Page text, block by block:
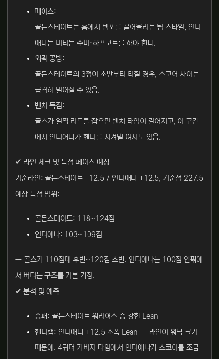
페이스:
골든스테이트는 홈에서 템포를 끌어올리는 팀 스타일, 인디
애나는 버티는 수비·하프코트를 해야 한다.
외곽 공방:
골든스테이트의 3점이 초반부터 터질 경우, 스코어 차이는
급격히 벌어질 수 있음.
벤치 득점:
골스가 일찍 리드를 잡으면 벤치 타임이 길어지고, 이 구간
에서 인디애나가 핸디를 지켜낼 여지도 있음.
✔ 라인 체크 및 득점 페이스 예상
기준라인: 골든스테이트 -12.5 / 인디애나 +12.5, 기준점 227.5
예상 득점 범위:
골든스테이트: 118~124점
인디애나: 103~109점
→ 골스가 110점대 후반~120점 초반, 인디애나는 100점 안팎에
서 버티는 구조를 기본 가정.
✔ 분석 및 예측
승패: 골든스테이트 워리어스 승 강한 Lean
핸디캡: 인디애나 +12.5 소폭 Lean — 라인이 워낙 크기
때문에, 4쿼터 가비지 타임에서 인디애나가 스코어를 조금